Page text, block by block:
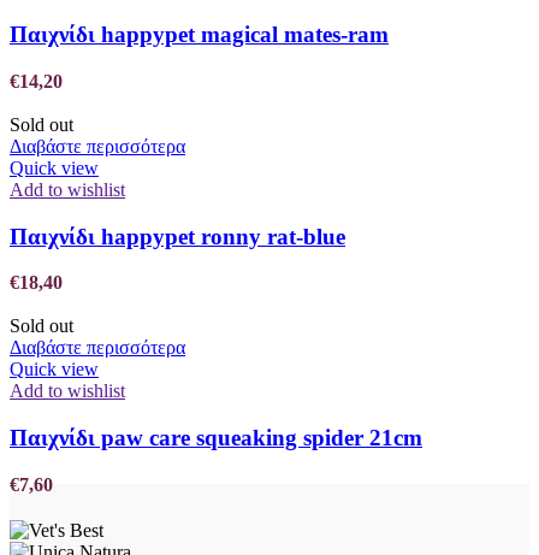
Παιχνίδι happypet magical mates-ram
€14,20
Sold out
Διαβάστε περισσότερα
Quick view
Add to wishlist
Παιχνίδι happypet ronny rat-blue
€18,40
Sold out
Διαβάστε περισσότερα
Quick view
Add to wishlist
Παιχνίδι paw care squeaking spider 21cm
€7,60